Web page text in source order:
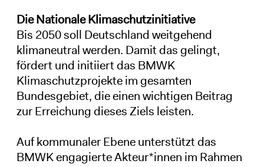
Die Nationale Klimaschutzinitiative
Bis 2050 soll Deutschland weitgehend
klimaneutral werden. Damit das gelingt,
fördert und initiiert das BMWK
Klimaschutzprojekte im gesamten
Bundesgebiet, die einen wichtigen Beitrag
zur Erreichung dieses Ziels leisten.
Auf kommunaler Ebene unterstützt das
BMWK engagierte Akteur*innen im Rahmen